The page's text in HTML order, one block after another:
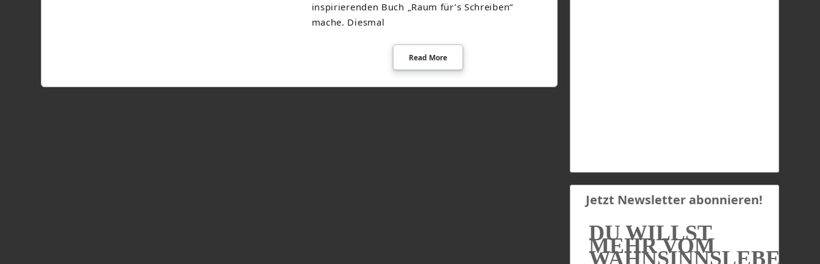
inspirierenden Buch „Raum für’s Schreiben“
mache. Diesmal
Read More
Jetzt Newsletter abonnieren!
DU WILLST
MEHR VOM
WAHNSINNSLEBEN?